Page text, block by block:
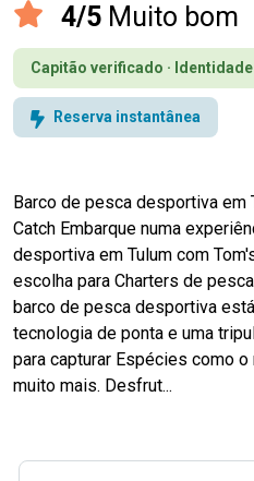
4/5 Muito bom
Capitão verificado ·
Reserva instantânea
Barco de pesca desportiva em
Catch Embarque numa
desportiva em Tulum com
escolha para Charters de
barco de pesca desportiva
tecnologia de ponta e uma
para capturar Espécies como
muito mais. Desfrut...